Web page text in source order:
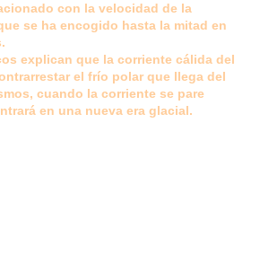
con la velocidad de la
se ha encogido hasta la mitad en
explican que la corriente cálida del
el frío polar que llega del
cuando la corriente se pare
en una nueva era glacial.